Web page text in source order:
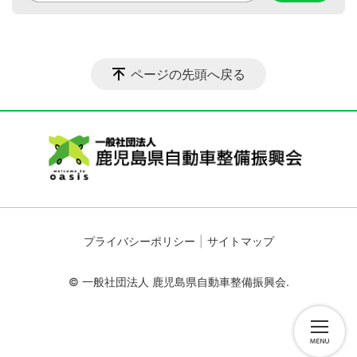
ページの先頭へ戻る
プライバシーポリシー サイトマップ
© 一般社団法人 鹿児島県自動車整備振興会.